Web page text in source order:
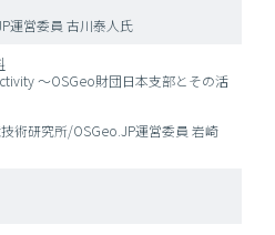
運営委員 古川泰人氏
～OSGeo財団日本支部とその活
術研究所/OSGeo.JP運営委員 岩崎